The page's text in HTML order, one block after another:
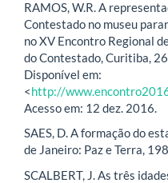
RAMOS, W.R. A
Contestado no museu
no XV Encontro Regional
do Contestado, Curitiba,
Disponível em:
<http://
Acesso em: 12 dez. 2016.
SAES, D. A formação do
de Janeiro: Paz e Terra,
SCALBERT, J. As três